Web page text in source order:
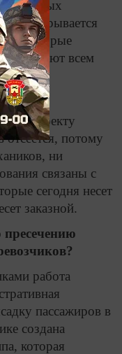
подрывается
которые
отвечают всем
отсеется, потому
ни
связаны с
сегодня несет
заказной.
пресечению
работа
пассажиров в
создана
которая